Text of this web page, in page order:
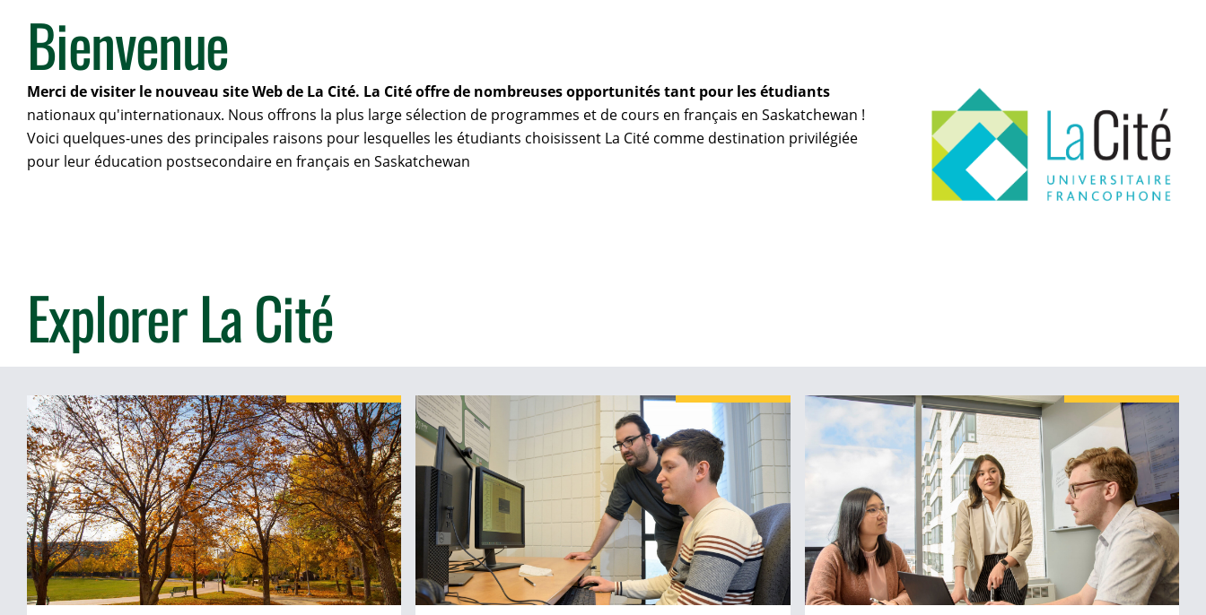
Bienvenue
Merci de visiter le nouveau site Web de La Cité. La Cité offre de nombreuses opportunités tant pour les étudiants
nationaux qu'internationaux. Nous offrons la plus large sélection de programmes et de cours en français en Saskatchewan !
Voici quelques-unes des principales raisons pour lesquelles les étudiants choisissent La Cité comme destination privilégiée
pour leur éducation postsecondaire en français en Saskatchewan
Explorer La Cité